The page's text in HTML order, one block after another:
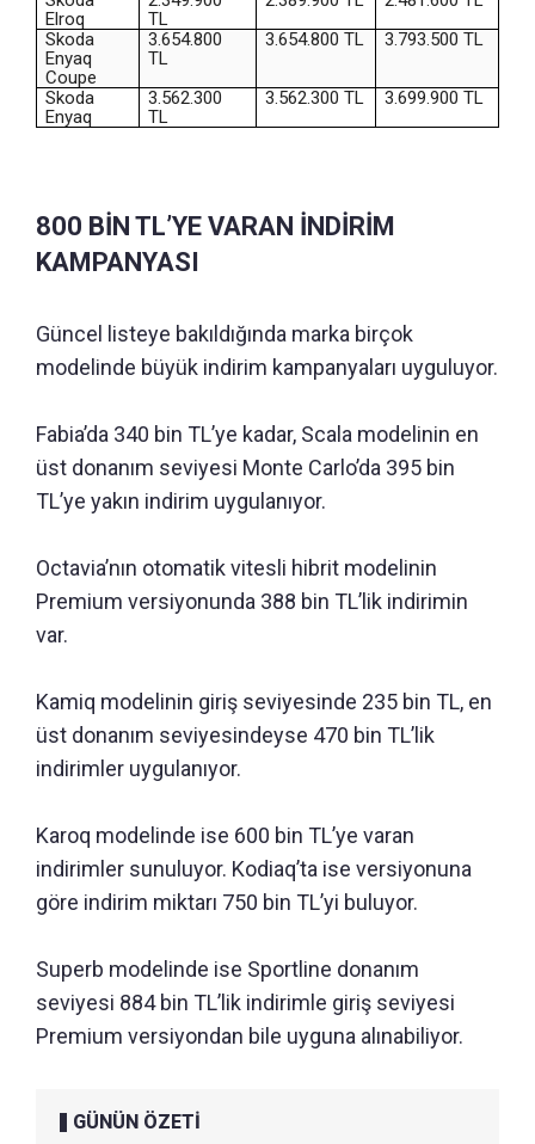
Elroq
TL
Skoda
Enyaq
Coupe
3.654.800
TL
3.654.800 TL 3.793.500 TL
Skoda
Enyaq
3.562.300
TL
3.562.300 TL 3.699.900 TL
800 BİN TL’YE VARAN İNDİRİM
KAMPANYASI
Güncel listeye bakıldığında marka birçok
modelinde büyük indirim kampanyaları uyguluyor.
Fabia’da 340 bin TL’ye kadar, Scala modelinin en
üst donanım seviyesi Monte Carlo’da 395 bin
TL’ye yakın indirim uygulanıyor.
Octavia’nın otomatik vitesli hibrit modelinin
Premium versiyonunda 388 bin TL’lik indirimin
var.
Kamiq modelinin giriş seviyesinde 235 bin TL, en
üst donanım seviyesindeyse 470 bin TL’lik
indirimler uygulanıyor.
Karoq modelinde ise 600 bin TL’ye varan
indirimler sunuluyor. Kodiaq’ta ise versiyonuna
göre indirim miktarı 750 bin TL’yi buluyor.
Superb modelinde ise Sportline donanım
seviyesi 884 bin TL’lik indirimle giriş seviyesi
Premium versiyondan bile uyguna alınabiliyor.
GÜNÜN ÖZETİ